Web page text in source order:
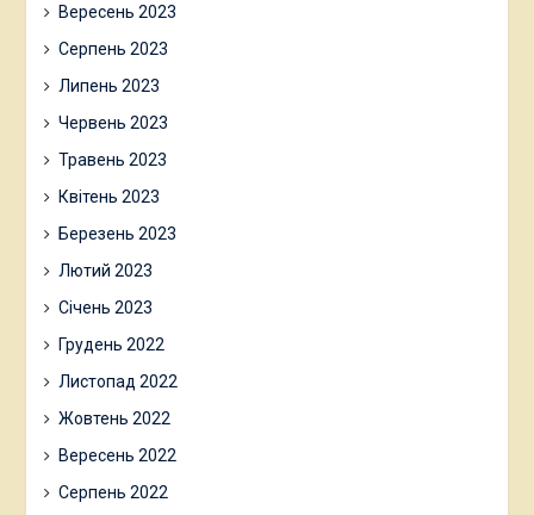
Вересень 2023
Серпень 2023
Липень 2023
Червень 2023
Травень 2023
Квітень 2023
Березень 2023
Лютий 2023
Січень 2023
Грудень 2022
Листопад 2022
Жовтень 2022
Вересень 2022
Серпень 2022